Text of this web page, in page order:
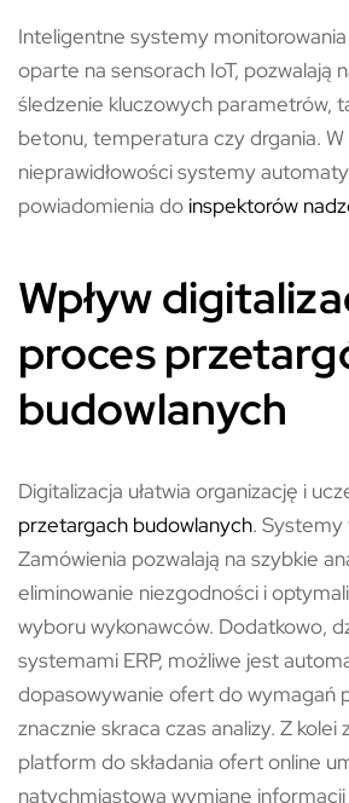
Inteligentne systemy
oparte na sensorach IoT, pozwalają
śledzenie kluczowych parametrów,
betonu, temperatura czy drgania.
nieprawidłowości systemy
powiadomienia do inspektorów
Wpływ
proces
budowlanych
Digitalizacja ułatwia organizację i
przetargach budowlanych. Systemy
Zamówienia pozwalają na szybkie
eliminowanie niezgodności i
wyboru wykonawców. Dodatkowo,
systemami ERP, możliwe jest
dopasowywanie ofert do wymagań
znacznie skraca czas analizy. Z kolei
platform do składania ofert online
natychmiastową wymianę